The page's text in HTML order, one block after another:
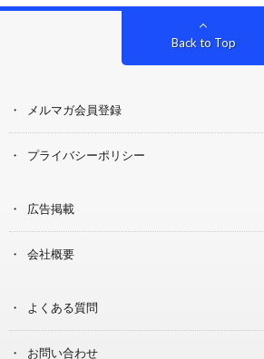
Back to Top
メルマガ会員登録
プライバシーポリシー
広告掲載
会社概要
よくある質問
お問い合わせ